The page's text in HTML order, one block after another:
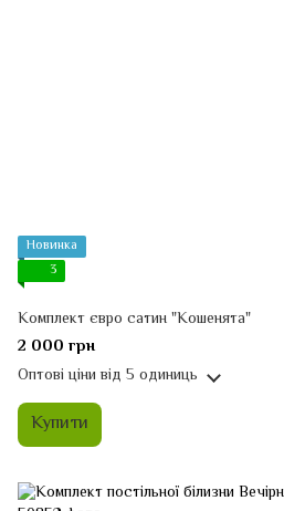
Новинка
3
Комплект євро сатин "Кошенята"
2 000 грн
Оптові ціни від 5 одиниць
Купити